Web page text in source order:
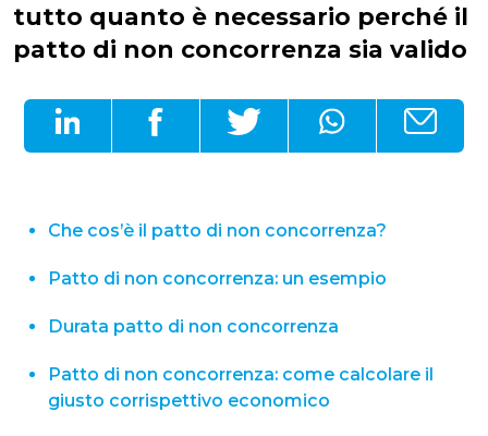
tutto quanto è necessario perché il
patto di non concorrenza sia valido
Che cos’è il patto di non concorrenza?
Patto di non concorrenza: un esempio
Durata patto di non concorrenza
Patto di non concorrenza: come calcolare il
giusto corrispettivo economico